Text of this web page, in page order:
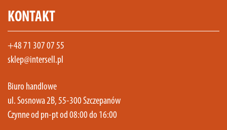
KONTAKT
+48 71 307 07 55
sklep@intersell.pl
Biuro handlowe
ul. Sosnowa 2B, 55-300 Szczepanów
Czynne od pn-pt od 08:00 do 16:00